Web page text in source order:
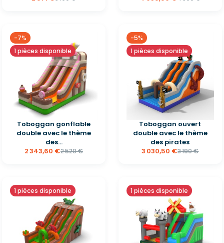
-7%
1 pièces disponible
Toboggan gonflable
double avec le thème
des...
2 343,60 €2 520 €
-5%
1 pièces disponible
Toboggan ouvert
double avec le thème
des pirates
3 030,50 €3 190 €
1 pièces disponible 1 pièces disponible